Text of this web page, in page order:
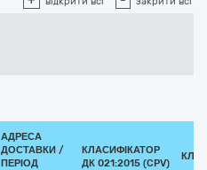
АДРЕСА
ДОСТАВКИ /
ПЕРІОД
КЛАСИФІКАТОР
ДК 021:2015 (CPV)